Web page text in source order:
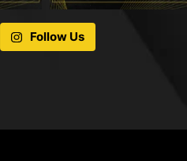
Follow Us